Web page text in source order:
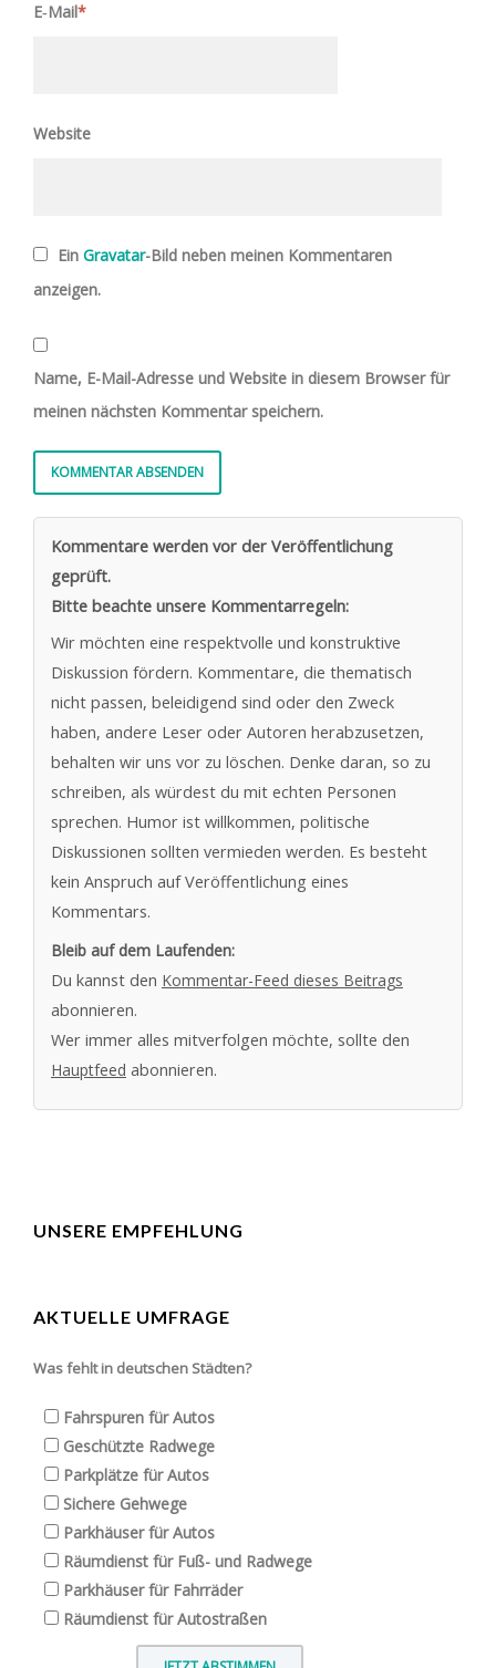
E‑Mail*
Website
Ein Gravatar-Bild neben meinen Kommentaren
anzeigen.
Name, E-Mail-Adresse und Website in diesem Browser für
meinen nächsten Kommentar speichern.
Kommentare werden vor der Veröffentlichung
geprüft.
Bitte beachte unsere Kommentarregeln:
Wir möchten eine respektvolle und konstruktive
Diskussion fördern. Kommentare, die thematisch
nicht passen, beleidigend sind oder den Zweck
haben, andere Leser oder Autoren herabzusetzen,
behalten wir uns vor zu löschen. Denke daran, so zu
schreiben, als würdest du mit echten Personen
sprechen. Humor ist willkommen, politische
Diskussionen sollten vermieden werden. Es besteht
kein Anspruch auf Veröffentlichung eines
Kommentars.
Bleib auf dem Laufenden:
Du kannst den Kommentar-Feed dieses Beitrags
abonnieren.
Wer immer alles mitverfolgen möchte, sollte den
Hauptfeed abonnieren.
UNSERE EMPFEHLUNG
AKTUELLE UMFRAGE
Was fehlt in deutschen Städten?
Fahrspuren für Autos
Geschützte Radwege
Parkplätze für Autos
Sichere Gehwege
Parkhäuser für Autos
Räumdienst für Fuß- und Radwege
Parkhäuser für Fahrräder
Räumdienst für Autostraßen